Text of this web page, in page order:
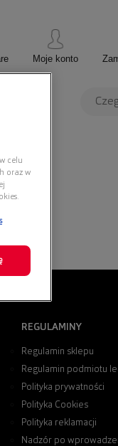
Moje konto
REGULAMINY
Regulamin sklepu
Regulamin podmiotu
Polityka prywatności
Polityka Cookies
Polityka reklamacji
Nadzór po
celu
oraz w